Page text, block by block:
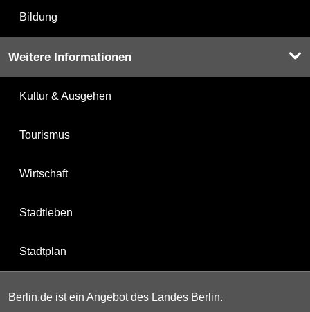
Bildung
Weitere Informationen
Kultur & Ausgehen
Tourismus
Wirtschaft
Stadtleben
Stadtplan
Berlin.de ist ein Angebot des Landes Berlin.